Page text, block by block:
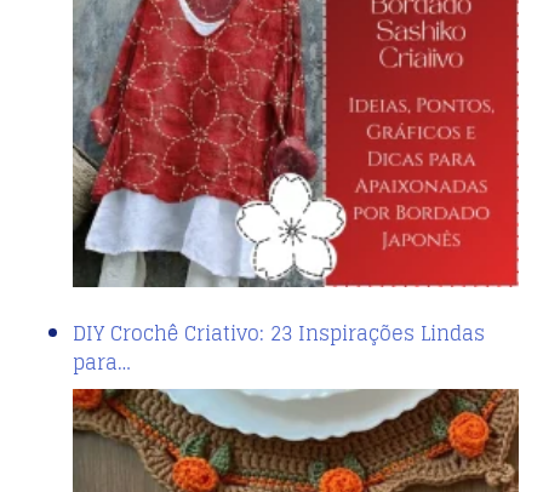
DIY Crochê Criativo: 23 Inspirações Lindas
para…